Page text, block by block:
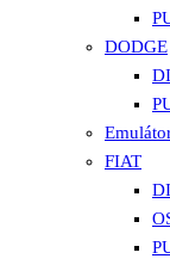
DODGE
FIAT